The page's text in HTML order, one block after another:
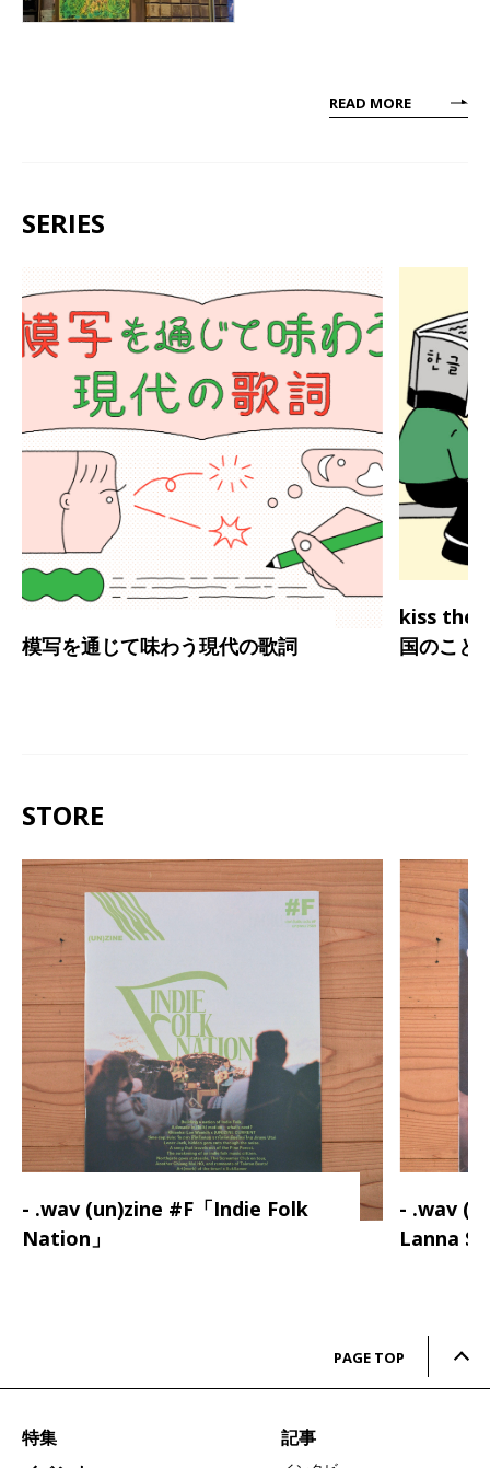
READ MORE
SERIES
模写を通じて味わう現代の歌詞
kiss the
国のこと
STORE
- .wav (un)zine #F「Indie Folk
Nation」
- .wav
Lanna
PAGE TOP
特集
記事